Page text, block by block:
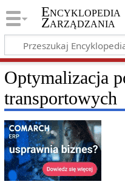
Encyklopedia
Zarządzania
Optymalizacja
transportowych